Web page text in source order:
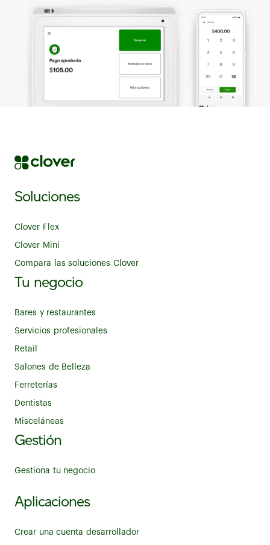
Soluciones
Clover Flex
Clover Mini
Compara las soluciones Clover
Tu negocio
Bares y restaurantes
Servicios profesionales
Retail
Salones de Belleza
Ferreterías
Dentistas
Misceláneas
Gestión
Gestiona tu negocio
Aplicaciones
Crear una cuenta desarrollador